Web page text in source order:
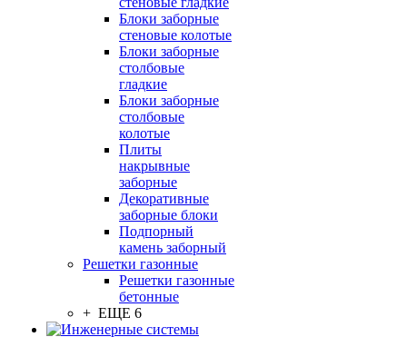
Блоки заборные
стеновые колотые
Блоки заборные
столбовые
гладкие
Блоки заборные
столбовые
колотые
Плиты
накрывные
заборные
Декоративные
заборные блоки
Подпорный
камень заборный
Решетки газонные
Решетки газонные
бетонные
+ ЕЩЕ 6